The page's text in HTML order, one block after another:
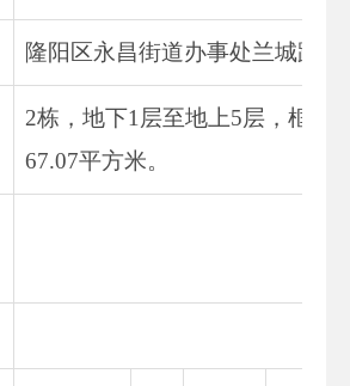
隆阳区永昌街道办事处兰城路
2栋，地下1层至地上5层，框架
67.07平方米。